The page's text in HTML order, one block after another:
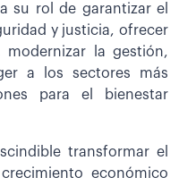
su rol de garantizar el
y justicia, ofrecer
la gestión,
a los sectores más
para el bienestar
transformar el
económico